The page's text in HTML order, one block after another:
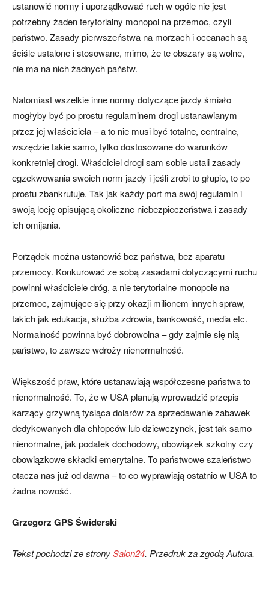
ustanowić normy i uporządkować ruch w ogóle nie jest
potrzebny żaden terytorialny monopol na przemoc, czyli
państwo. Zasady pierwszeństwa na morzach i oceanach są
ściśle ustalone i stosowane, mimo, że te obszary są wolne,
nie ma na nich żadnych państw.
Natomiast wszelkie inne normy dotyczące jazdy śmiało
mogłyby być po prostu regulaminem drogi ustanawianym
przez jej właściciela – a to nie musi być totalne, centralne,
wszędzie takie samo, tylko dostosowane do warunków
konkretniej drogi. Właściciel drogi sam sobie ustali zasady
egzekwowania swoich norm jazdy i jeśli zrobi to głupio, to po
prostu zbankrutuje. Tak jak każdy port ma swój regulamin i
swoją locję opisującą okoliczne niebezpieczeństwa i zasady
ich omijania.
Porządek można ustanowić bez państwa, bez aparatu
przemocy. Konkurować ze sobą zasadami dotyczącymi ruchu
powinni właściciele dróg, a nie terytorialne monopole na
przemoc, zajmujące się przy okazji milionem innych spraw,
takich jak edukacja, służba zdrowia, bankowość, media etc.
Normalność powinna być dobrowolna – gdy zajmie się nią
państwo, to zawsze wdroży nienormalność.
Większość praw, które ustanawiają współczesne państwa to
nienormalność. To, że w USA planują wprowadzić przepis
karzący grzywną tysiąca dolarów za sprzedawanie zabawek
dedykowanych dla chłopców lub dziewczynek, jest tak samo
nienormalne, jak podatek dochodowy, obowiązek szkolny czy
obowiązkowe składki emerytalne. To państwowe szaleństwo
otacza nas już od dawna – to co wyprawiają ostatnio w USA to
żadna nowość.
Grzegorz GPS Świderski
Tekst pochodzi ze stronySalon24. Przedruk za zgodą Autora.